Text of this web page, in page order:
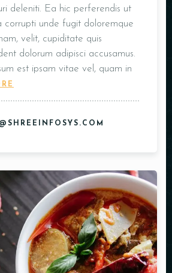
deleniti. Ea hic perferendis ut
corrupti unde fugit doloremque
velit, cupiditate quis
dolorum adipisci accusamus.
est ipsam vitae vel, quam in